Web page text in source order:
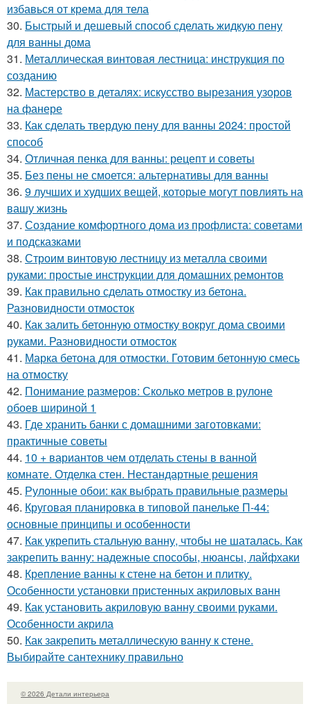
избавься от крема для тела
30. Быстрый и дешевый способ сделать жидкую пену
для ванны дома
31. Металлическая винтовая лестница: инструкция по
созданию
32. Мастерство в деталях: искусство вырезания узоров
на фанере
33. Как сделать твердую пену для ванны 2024: простой
способ
34. Отличная пенка для ванны: рецепт и советы
35. Без пены не смоется: альтернативы для ванны
36. 9 лучших и худших вещей, которые могут повлиять на
вашу жизнь
37. Создание комфортного дома из профлиста: советами
и подсказками
38. Строим винтовую лестницу из металла своими
руками: простые инструкции для домашних ремонтов
39. Как правильно сделать отмостку из бетона.
Разновидности отмосток
40. Как залить бетонную отмостку вокруг дома своими
руками. Разновидности отмосток
41. Марка бетона для отмостки. Готовим бетонную смесь
на отмостку
42. Понимание размеров: Сколько метров в рулоне
обоев шириной 1
43. Где хранить банки с домашними заготовками:
практичные советы
44. 10 + вариантов чем отделать стены в ванной
комнате. Отделка стен. Нестандартные решения
45. Рулонные обои: как выбрать правильные размеры
46. Круговая планировка в типовой панельке П-44:
основные принципы и особенности
47. Как укрепить стальную ванну, чтобы не шаталась. Как
закрепить ванну: надежные способы, нюансы, лайфхаки
48. Крепление ванны к стене на бетон и плитку.
Особенности установки пристенных акриловых ванн
49. Как установить акриловую ванну своими руками.
Особенности акрила
50. Как закрепить металлическую ванну к стене.
Выбирайте сантехнику правильно
© 2026 Детали интерьера